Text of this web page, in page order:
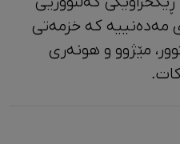
مەدەنییە کە خزمەتی
زمان، کەلتوور، مێژوو و ‎هونەری